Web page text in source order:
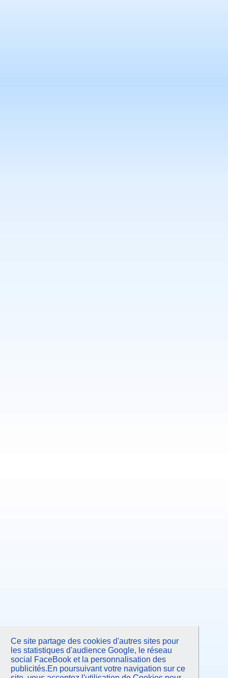
Ce site partage des cookies d'autres sites pour
les statistiques d'audience Google, le réseau
social FaceBook et la personnalisation des
publicités.En poursuivant votre navigation sur ce